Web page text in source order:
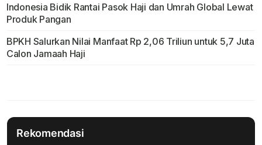
Indonesia Bidik Rantai Pasok Haji dan Umrah Global Lewat
Produk Pangan
BPKH Salurkan Nilai Manfaat Rp 2,06 Triliun untuk 5,7 Juta
Calon Jamaah Haji
Rekomendasi